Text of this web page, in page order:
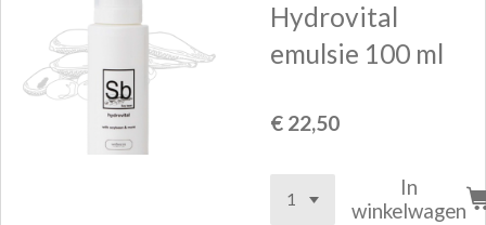
Hydrovital
emulsie 100 ml
€ 22,50
In
winkelwagen